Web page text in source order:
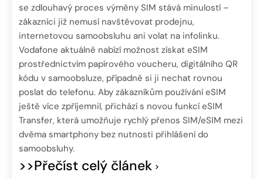
se zdlouhavý proces výměny SIM stává minulostí –
zákazníci již nemusí navštěvovat prodejnu,
internetovou samoobsluhu ani volat na infolinku.
Vodafone aktuálně nabízí možnost získat eSIM
prostřednictvím papírového voucheru, digitálního QR
kódu v samoobsluze, případně si ji nechat rovnou
poslat do telefonu. Aby zákazníkům používání eSIM
ještě více zpříjemnil, přichází s novou funkcí eSIM
Transfer, která umožňuje rychlý přenos SIM/eSIM mezi
dvěma smartphony bez nutnosti přihlášení do
samoobsluhy.
>>Přečíst celý článek